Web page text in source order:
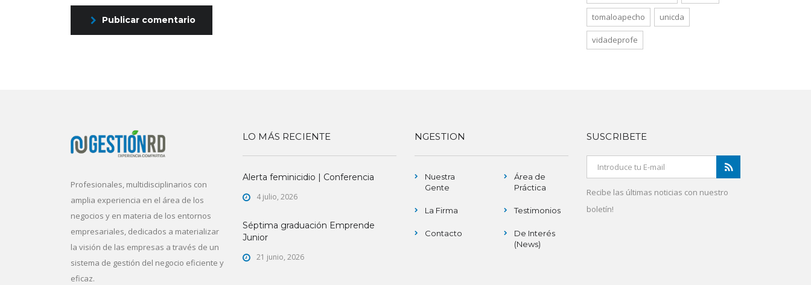
Publicar comentario tomaloapecho unicda
vidadeprofe
Profesionales, multidisciplinarios con
amplia experiencia en el área de los
negocios y en materia de los entornos
empresariales, dedicados a materializar
la visión de las empresas a través de un
sistema de gestión del negocio eficiente y
eficaz.
LO MÁS RECIENTE
Alerta feminicidio | Conferencia
4 julio, 2026
Séptima graduación Emprende
Junior
21 junio, 2026
NGESTION
Nuestra
Gente
Área de
Práctica
La Firma Testimonios
Contacto
De Interés
(News)
SUSCRIBETE
Recibe las últimas noticias con nuestro
boletín!